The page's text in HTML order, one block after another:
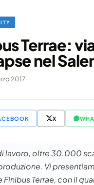
Terrae:
nel
2017
X
lavoro, oltre 30.000
Vi
Terrae, con il